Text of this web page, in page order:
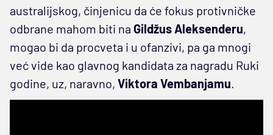
australijskog, činjenicu da će fokus protivničke
odbrane mahom biti na Gildžus Aleksenderu,
mogao bi da procveta i u ofanzivi, pa ga mnogi
već vide kao glavnog kandidata za nagradu Ruki
godine, uz, naravno, Viktora Vembanjamu